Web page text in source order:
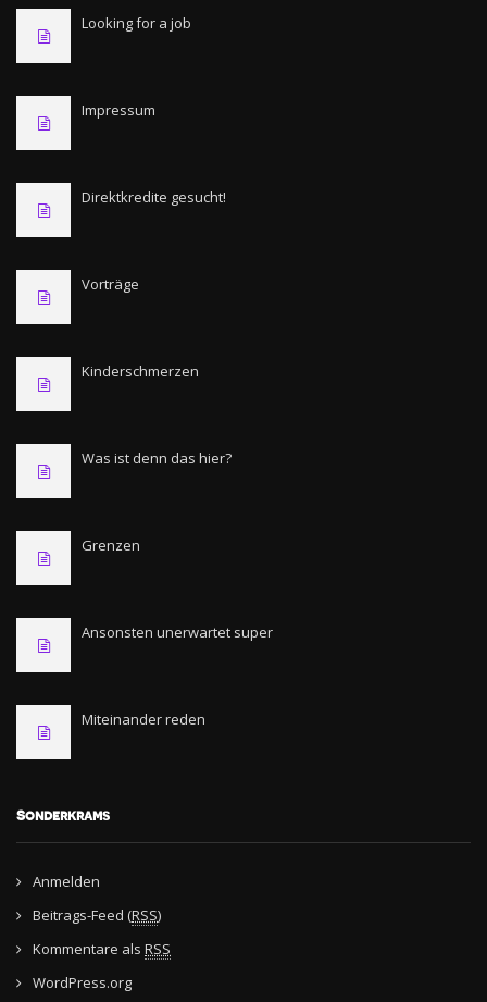
Looking for a job
Impressum
Direktkredite gesucht!
Vorträge
Kinderschmerzen
Was ist denn das hier?
Grenzen
Ansonsten unerwartet super
Miteinander reden
Sonderkrams
Anmelden
Beitrags-Feed (RSS)
Kommentare als RSS
WordPress.org